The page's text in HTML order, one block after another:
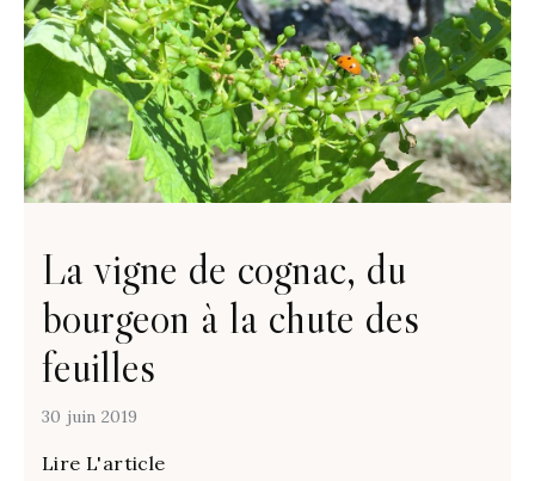
La vigne de cognac, du
bourgeon à la chute des
feuilles
30 juin 2019
Lire L'article